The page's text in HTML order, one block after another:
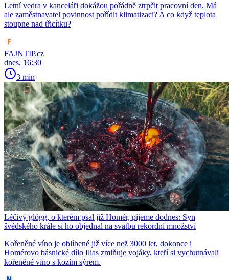
Letní vedra v kanceláři dokážou pořádně ztrpčit pracovní den. Má
ale zaměstnavatel povinnost pořídit klimatizaci? A co když teplota
stoupne nad třicítku?
FAJNTIP.cz
dnes, 16:30
3 min
Léčivý glögg, o kterém psal již Homér, pijeme dodnes: Syn
švédského krále si ho objednal na svatbu rekordní množství
Kořeněné víno je oblíbené již více než 3000 let, dokonce i
Homérovo básnické dílo Ilias zmiňuje vojáky, kteří si vychutnávali
kořeněné víno s kozím sýrem.